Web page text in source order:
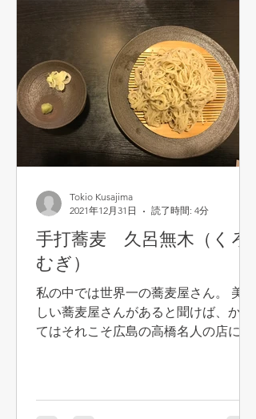
手打蕎麦 久呂無木（くろ
むぎ）
私の中では世界一の蕎麦屋さん。 美味
しい蕎麦屋さんがあると聞けば、かつ
てはそれこそ広島の高橋名人の店にも
Tokio Kusajima
2021年12月31日
読了時間: 4分